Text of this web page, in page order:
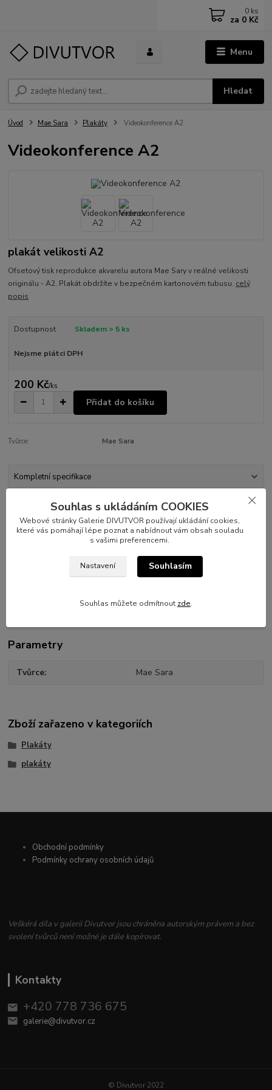
Menu
Hledat
0 ks
za 0 Kč
Úvod Mae Sara Plakáty Videokonference A2
Videokonference A2
plakát velikosti A2
Ofsetový tisk reprodukce akvarelu autora Mae Sary v reálné velikosti
originálu - A2. Plakát obdržíte v bezpečném kartonovém tubusu. celý
popis
Dostupnost Skladem > 5 ks
Nejsme plátci DPH
200 Kč/ks
Přidat do košíku
Tvůrce: Mae Sara
Kompletní specifikace
Kompletní specifikace
Ofsetový tisk reprodukce akvarelu autora Mae Sary v reálné
velikosti originálu - A2. Plakát obdržíte v bezpečném kartonovém
Parametry
Tvůrce Mae Sara
Zboží zařazeno v kategoriích
Plakáty
plakáty
Obchodní podmínky
Podmínky ochrany osobních údajů
Veškérá díla v galerii Divutvor jsou chráněna autorským právem a bez
svolení tvůrců není možné je dále kopírovat.
Kontakty
+420 778 736 675
galerie@divutvor.cz
© Divutvor 2022
Souhlas s ukládáním COOKIES
Webové stránky Galerie DIVUTVOR používají ukládání cookies,
které vás pomáhají lépe poznat a nabídnout vám obsah souladu
s vašimi preferencemi.
Nastavení Souhlasím
Souhlas můžete odmítnout zde.